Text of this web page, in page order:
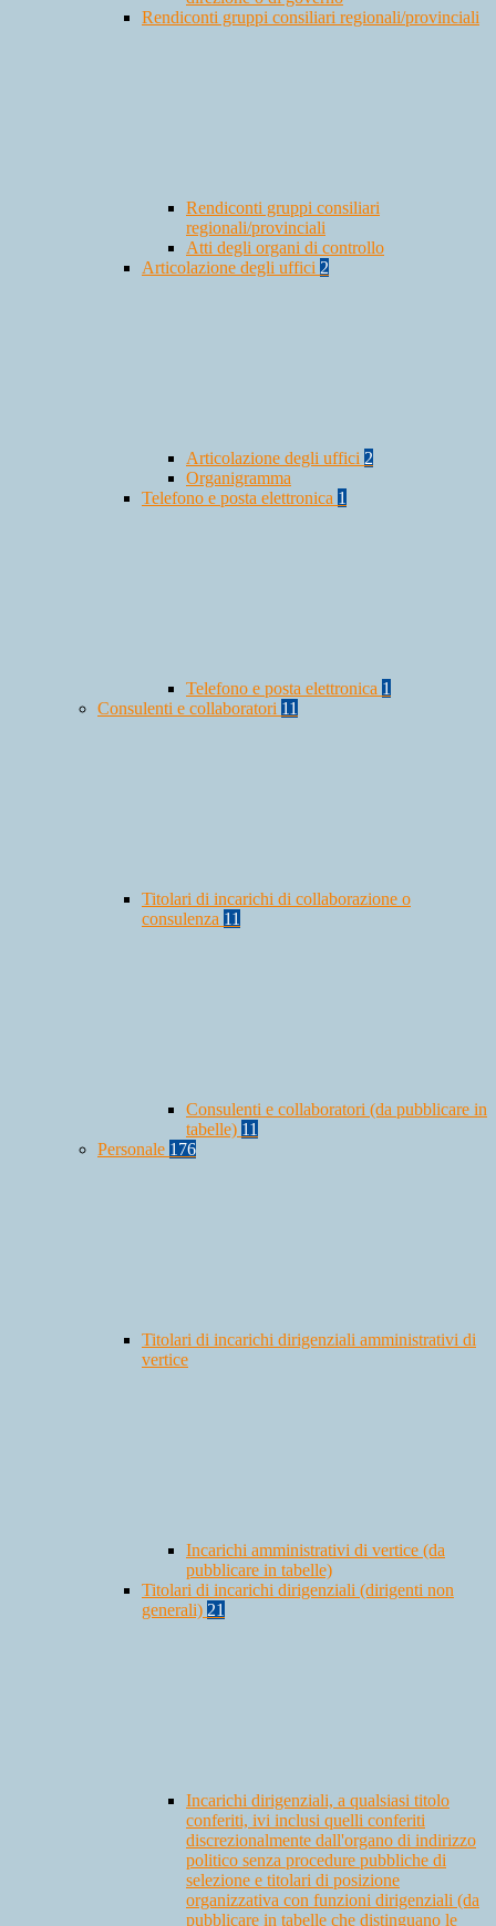
Rendiconti gruppi consiliari regionali/provinciali
Rendiconti gruppi consiliari
regionali/provinciali
Atti degli organi di controllo
Articolazione degli uffici 2
Articolazione degli uffici 2
Organigramma
Telefono e posta elettronica 1
Telefono e posta elettronica 1
Consulenti e collaboratori 11
Titolari di incarichi di collaborazione o
consulenza 11
Consulenti e collaboratori (da pubblicare in
tabelle) 11
Personale 176
Titolari di incarichi dirigenziali amministrativi di
vertice
Incarichi amministrativi di vertice (da
pubblicare in tabelle)
Titolari di incarichi dirigenziali (dirigenti non
generali) 21
Incarichi dirigenziali, a qualsiasi titolo
conferiti, ivi inclusi quelli conferiti
discrezionalmente dall'organo di indirizzo
politico senza procedure pubbliche di
selezione e titolari di posizione
organizzativa con funzioni dirigenziali (da
pubblicare in tabelle che distinguano le